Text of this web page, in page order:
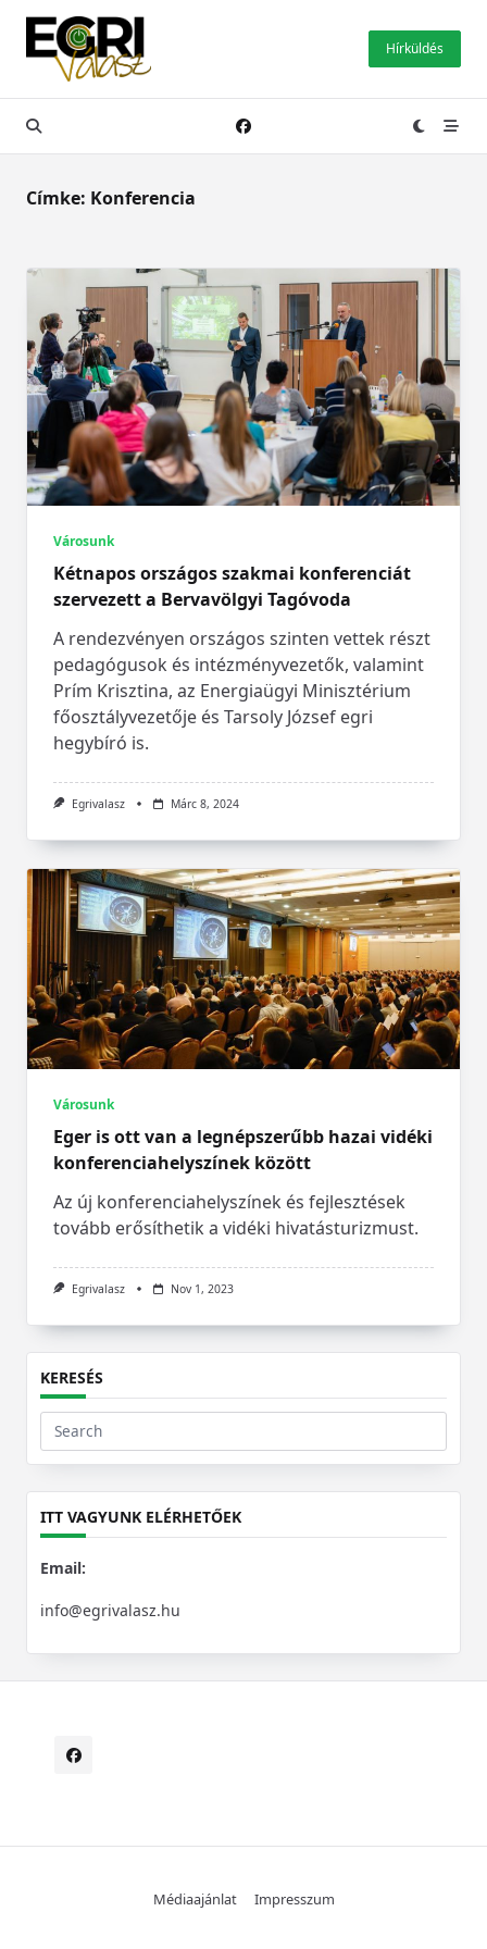
Skip
content
Hírküldés
Címke: Konferencia
Városunk
Kétnapos országos szakmai konferenciát
szervezett a Bervavölgyi Tagóvoda
A rendezvényen országos szinten vettek részt
pedagógusok és intézményvezetők, valamint
Prím Krisztina, az Energiaügyi Minisztérium
főosztályvezetője és Tarsoly József egri
hegybíró is.
Egrivalasz Márc 8, 2024
Városunk
Eger is ott van a legnépszerűbb hazai vidéki
konferenciahelyszínek között
Az új konferenciahelyszínek és fejlesztések
tovább erősíthetik a vidéki hivatásturizmust.
Egrivalasz Nov 1, 2023
KERESÉS
Search
for:
ITT VAGYUNK ELÉRHETŐEK
Email:
info@egrivalasz.hu
Médiaajánlat Impresszum